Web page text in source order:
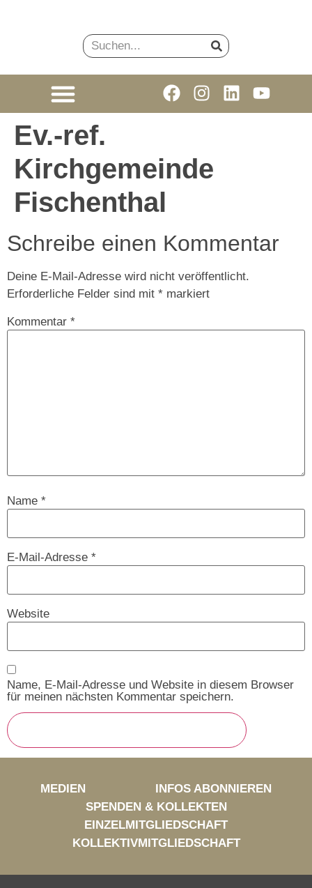
Ev.-ref.
Kirchgemeinde
Fischenthal
Schreibe einen Kommentar
Deine E-Mail-Adresse wird nicht veröffentlicht.
Erforderliche Felder sind mit * markiert
Kommentar *
Name *
E-Mail-Adresse *
Website
Name, E-Mail-Adresse und Website in diesem Browser
für meinen nächsten Kommentar speichern.
MEDIEN
INFOS ABONNIEREN
SPENDEN & KOLLEKTEN
EINZELMITGLIEDSCHAFT
KOLLEKTIVMITGLIEDSCHAFT